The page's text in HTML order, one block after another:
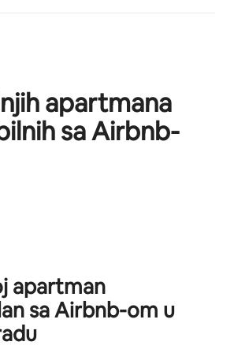
apartmana
sa Airbnb-
apartman
sa Airbnb-om u